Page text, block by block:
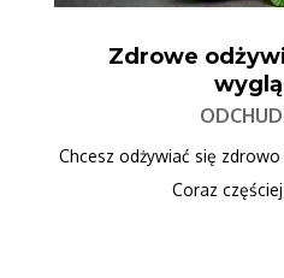
Zdrowe
Chcesz odżywiać się
Coraz